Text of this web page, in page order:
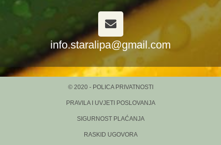
info.staralipa@gmail.com
© 2020 - POLICA PRIVATNOSTI
PRAVILA I UVJETI POSLOVANJA
SIGURNOST PLAĆANJA
RASKID UGOVORA